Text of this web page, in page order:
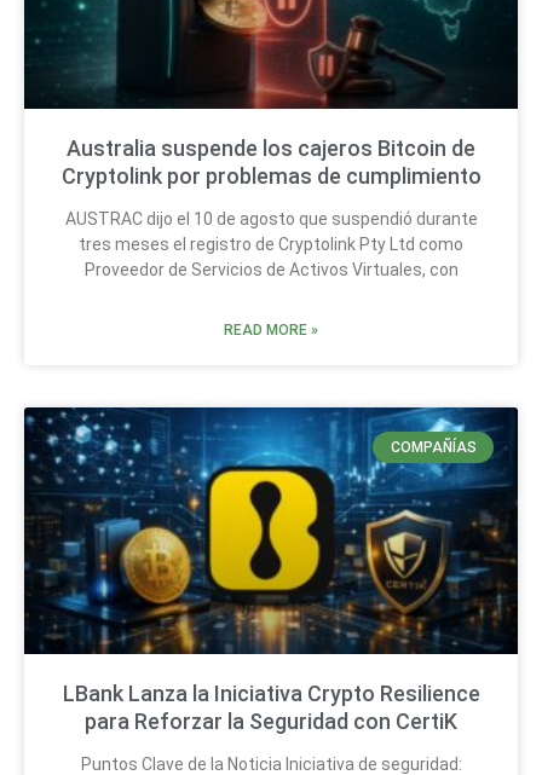
Australia suspende los cajeros Bitcoin de
Cryptolink por problemas de cumplimiento
AUSTRAC dijo el 10 de agosto que suspendió durante
tres meses el registro de Cryptolink Pty Ltd como
Proveedor de Servicios de Activos Virtuales, con
READ MORE »
COMPAÑÍAS
LBank Lanza la Iniciativa Crypto Resilience
para Reforzar la Seguridad con CertiK
Puntos Clave de la Noticia Iniciativa de seguridad: